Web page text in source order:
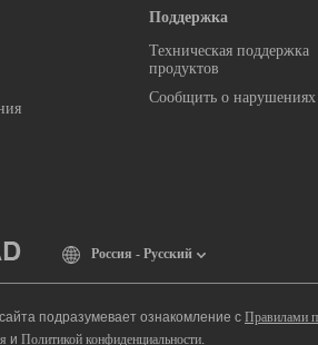
Поддержка
Техническая поддержка
продуктов
Сообщить о нарушениях
Россия - Русский
подразумевает ознакомление с Правилами
и Политикой конфиденциальности.